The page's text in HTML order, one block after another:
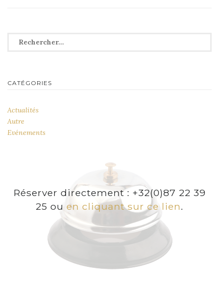
Rechercher :
CATÉGORIES
Actualités
Autre
Evénements
Réserver directement : +32(0)87 22 39
25 ou en cliquant sur ce lien.